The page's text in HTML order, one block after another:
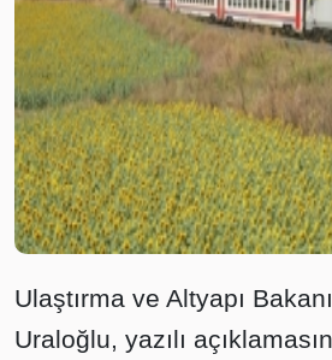
Ulaştırma ve Altyapı
Uraloğlu, yazılı